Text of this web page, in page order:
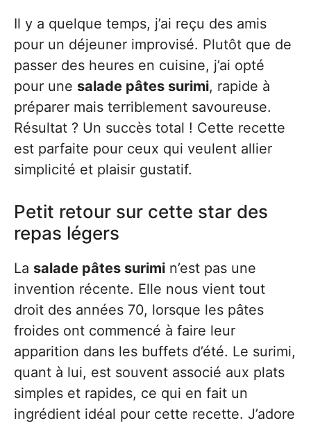
Il y a quelque temps, j’ai reçu des amis
pour un déjeuner improvisé. Plutôt que de
passer des heures en cuisine, j’ai opté
pour une salade pâtes surimi, rapide à
préparer mais terriblement savoureuse.
Résultat ? Un succès total ! Cette recette
est parfaite pour ceux qui veulent allier
simplicité et plaisir gustatif.
Petit retour sur cette star des
repas légers
La salade pâtes surimi n’est pas une
invention récente. Elle nous vient tout
droit des années 70, lorsque les pâtes
froides ont commencé à faire leur
apparition dans les buffets d’été. Le surimi,
quant à lui, est souvent associé aux plats
simples et rapides, ce qui en fait un
ingrédient idéal pour cette recette. J’adore